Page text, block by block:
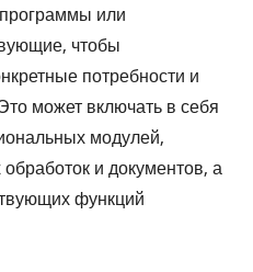
или
чтобы
потребности и
может включать в себя
модулей,
и документов, а
функций